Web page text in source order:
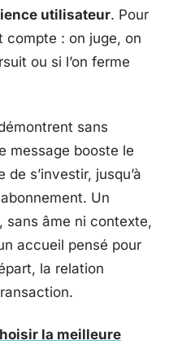
utilisateur. Pour
compte : on juge, on
ou si l’on ferme
sans
message booste le
s’investir, jusqu’à
Un
sans âme ni contexte,
accueil pensé pour
la relation
la meilleure